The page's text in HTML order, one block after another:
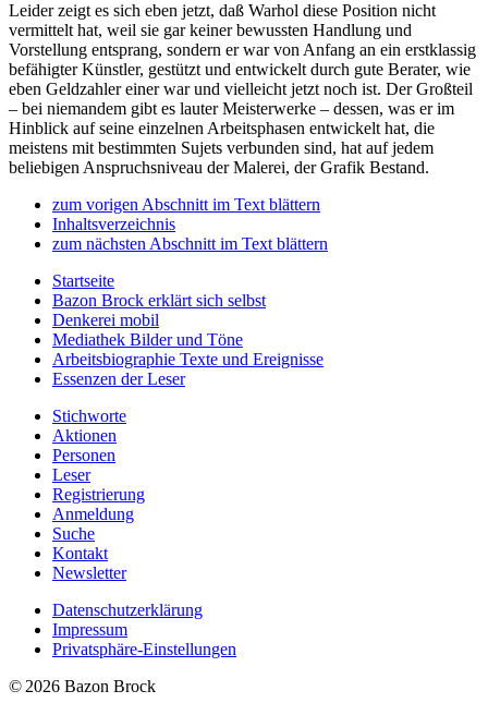
Leider zeigt es sich eben jetzt, daß Warhol diese Position nicht
vermittelt hat, weil sie gar keiner bewussten Handlung und
Vorstellung entsprang, sondern er war von Anfang an ein erstklassig
befähigter Künstler, gestützt und entwickelt durch gute Berater, wie
eben Geldzahler einer war und vielleicht jetzt noch ist. Der Großteil
– bei niemandem gibt es lauter Meisterwerke – dessen, was er im
Hinblick auf seine einzelnen Arbeitsphasen entwickelt hat, die
meistens mit bestimmten Sujets verbunden sind, hat auf jedem
beliebigen Anspruchsniveau der Malerei, der Grafik Bestand.
zum vorigen Abschnitt im Text blättern
Inhaltsverzeichnis
zum nächsten Abschnitt im Text blättern
Startseite
Bazon Brock erklärt sich selbst
Denkerei mobil
Mediathek Bilder und Töne
Arbeitsbiographie Texte und Ereignisse
Essenzen der Leser
Stichworte
Aktionen
Personen
Leser
Registrierung
Anmeldung
Suche
Kontakt
Newsletter
Datenschutzerklärung
Impressum
Privatsphäre-Einstellungen
© 2026 Bazon Brock